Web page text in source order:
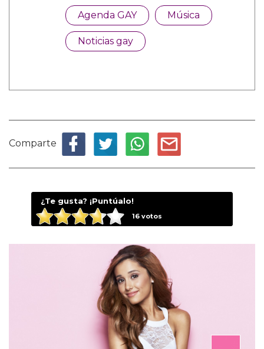
Agenda GAY Música
Noticias gay
Comparte
¿Te gusta? ¡Puntúalo!
16votos